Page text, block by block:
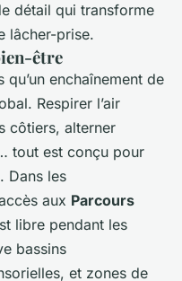
détail qui transforme
lâcher-prise.
être
qu’un enchaînement de
Respirer l’air
côtiers, alterner
tout est conçu pour
Dans les
aux Parcours
libre pendant les
bassins
et zones de